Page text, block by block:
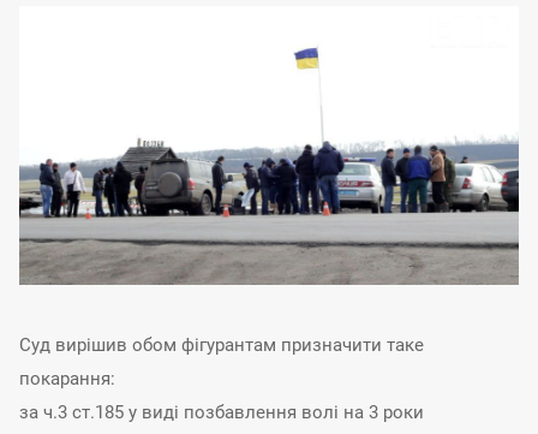
Суд вирішив обом фігурантам призначити таке
покарання:
за ч.3 ст.185 у виді позбавлення волі на 3 роки